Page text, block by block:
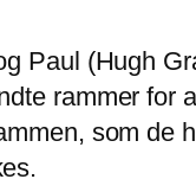
Paul (Hugh
rammer for
som de